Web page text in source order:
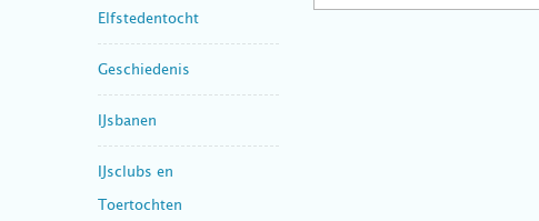
Elfstedentocht
Geschiedenis
IJsbanen
IJsclubs en
Toertochten